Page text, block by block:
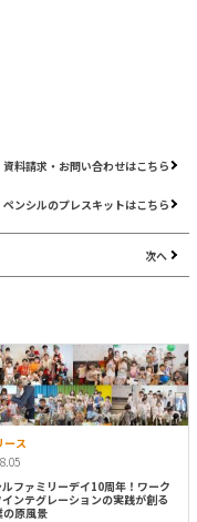
資料請求・お問い合わせはこちら
ペンシルのプレスキットはこちら
次へ
ース
ファミリーデイ10周年！ワーク
ンテグレーションの実践が創る
原風景